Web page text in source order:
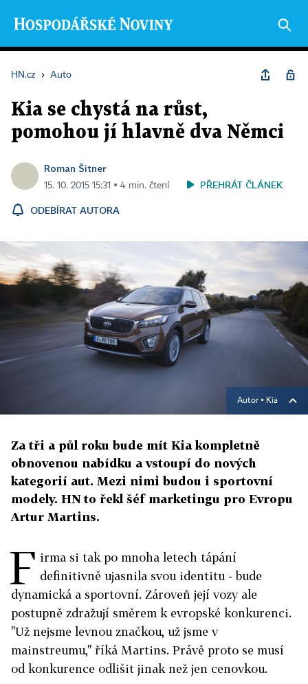
HN.cz › Auto
Kia se chystá na růst,
pomohou jí hlavně dva Němci
Roman Šitner
15. 10. 2015 15:31 ▪ 4 min. čtení PŘEHRÁT ČLÁNEK
ODEBÍRAT AUTORA
Autor ▪ Kia
Za tři a půl roku bude mít Kia kompletně
obnovenou nabídku a vstoupí do nových
kategorií aut. Mezi nimi budou i sportovní
modely. HN to řekl šéf marketingu pro Evropu
Artur Martins.
F irma si tak po mnoha letech tápání
definitivně ujasnila svou identitu - bude
dynamická a sportovní. Zároveň její vozy ale
postupně zdražují směrem k evropské konkurenci.
"Už nejsme levnou značkou, už jsme v
mainstreumu," říká Martins. Právě proto se musí
od konkurence odlišit jinak než jen cenovkou.